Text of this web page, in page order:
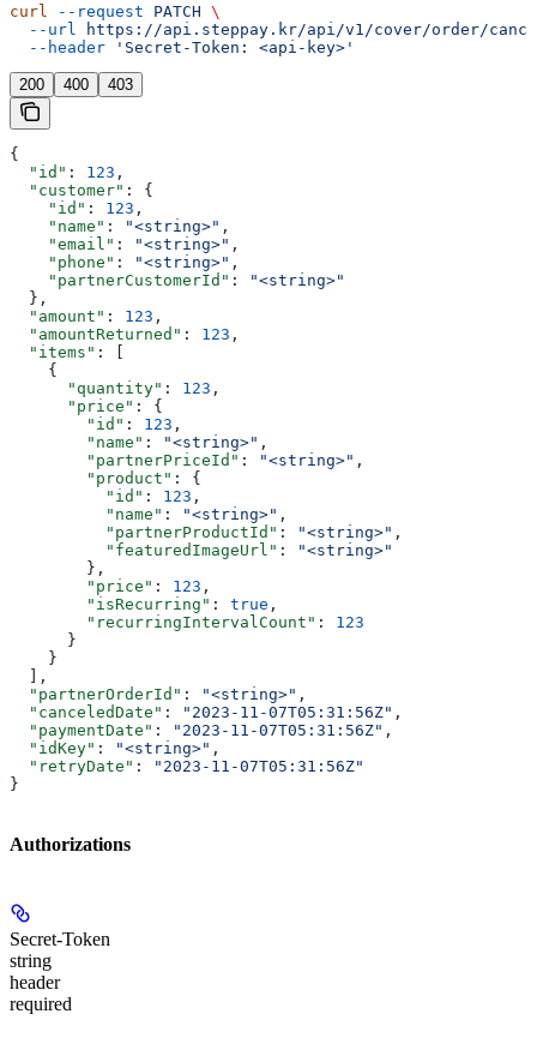
curl --request PATCH \
  --url
https://api.steppay.kr/api/v1/cover/order/
  --header
'Secret-Token: <api-key>'
200 400 403
{
  "id"
: 123 ,
  "customer"
: {
    "id"
: 123 ,
    "name"
: "<string>" ,
    "email"
: "<string>" ,
    "phone"
: "<string>" ,
    "partnerCustomerId"
:
"<string>"
  },
  "amount"
: 123 ,
  "amountReturned"
: 123 ,
  "items"
: [
    {
      "quantity"
: 123 ,
      "price"
: {
        "id"
: 123 ,
        "name"
: "<string>" ,
        "partnerPriceId"
: "<string>" ,
        "product"
: {
          "id"
: 123 ,
          "name"
: "<string>" ,
          "partnerProductId"
: "<string>" ,
          "featuredImageUrl"
:
"<string>"
        },
        "price"
: 123 ,
        "isRecurring"
: true ,
        "recurringIntervalCount"
: 123
      }
    }
  ],
  "partnerOrderId"
: "<string>" ,
  "canceledDate"
: "2023-11-07T05:31:56Z" ,
  "paymentDate"
: "2023-11-07T05:31:56Z" ,
  "idKey"
: "<string>" ,
  "retryDate"
:
"2023-11-07T05:31:56Z"
}
Authorizations
Secret-Token
string
header
required